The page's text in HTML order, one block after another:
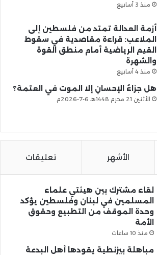
منذ 3 أسابيع
أزمة العدالة تمتد من فلسطين إلى
الملاعب: قراءة مقاصدية في سقوط
القيم الرياضية أمام منطق القوة
والشهرة
منذ 4 أسابيع
هل جزاءُ الإحسانِ إلا الموت في العتمة؟
الأثنين 21 محرم 1448هـ 6-7-2026م
الأشهر تعليقات
لقاء مشترك بين هيئتي علماء
المسلمين في لبنان وفلسطين يؤكد
وحدة الموقف من التطبيع وحقوق
الأمة
منذ 10 ساعات
مباهلة بيزنطية يقودها أهل البدعة